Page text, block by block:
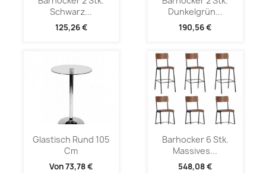
Schwarz...
125,26 €
Dunkelgrün...
190,56 €
Glastisch Rund 105
Cm
Von73,78 €
Barhocker 6 Stk.
Massives...
548,08 €